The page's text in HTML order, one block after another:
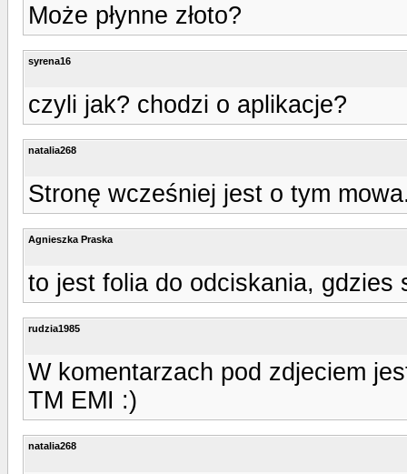
Może płynne złoto?
syrena16
czyli jak? chodzi o aplikacje?
natalia268
Stronę wcześniej jest o tym
Agnieszka Praska
to jest folia do odciskania, gdzies
rudzia1985
W komentarzach pod zdjeciem
TM EMI :)
natalia268